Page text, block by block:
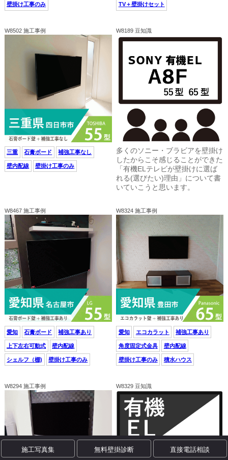
壁掛け工事のみ TV＋壁掛けセット
W8502 施工事例
三重 石膏ボード 補強工事なし
壁内配線 壁掛け工事のみ
W8189 豆知識
多くのソニー・ブラビアを壁掛け
したからこそ感じることができた
「有機ELテレビが壁掛けに選ば
れる(選びたい)理由」について書
いていこうと思います。
W8467 施工事例
愛知 石膏ボード 補強工事あり
上下左右可動式 壁内配線
シェルフ（棚) 壁掛け工事のみ
W8324 施工事例
愛知 エコカラット 補強工事あり
角度固定式金具 壁内配線
壁掛け工事のみ 積水ハウス
W8294 施工事例 W8329 豆知識
施工写真集 無料壁掛診断 直接電話相談